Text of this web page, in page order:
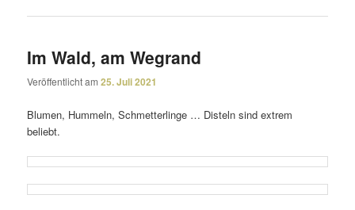
Im Wald, am Wegrand
Veröffentlicht am25. Juli 2021
Blumen, Hummeln, Schmetterlinge … Disteln sind extrem
beliebt.